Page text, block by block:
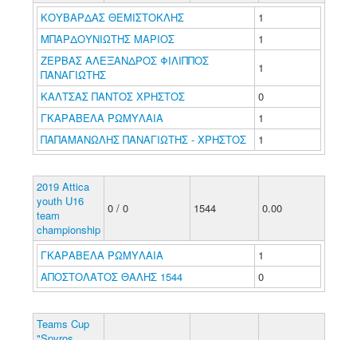
ΚΟΥΒΑΡΔΑΣ ΘΕΜΙΣΤΟΚΛΗΣ
1
ΜΠΑΡΔΟΥΝΙΩΤΗΣ ΜΑΡΙΟΣ
1
ΖΕΡΒΑΣ ΑΛΕΞΑΝΔΡΟΣ ΦΙΛΙΠΠΟΣ
ΠΑΝΑΓΙΩΤΗΣ
1
ΚΑΛΤΣΑΣ ΠΑΝΤΟΣ ΧΡΗΣΤΟΣ
0
ΓΚΑΡΑΒΕΛΑ ΡΩΜΥΛΑΙΑ
1
ΠΑΠΑΜΑΝΩΛΗΣ ΠΑΝΑΓΙΩΤΗΣ - ΧΡΗΣΤΟΣ
1
2019 Attica
youth U16
team
championship
0 / 0 1544 0.00
ΓΚΑΡΑΒΕΛΑ ΡΩΜΥΛΑΙΑ
1
ΑΠΟΣΤΟΛΑΤΟΣ ΘΑΛΗΣ 1544
0
Teams Cup